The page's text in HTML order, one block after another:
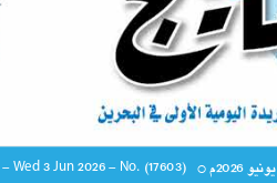
{ 2026م - Wed 3 Jun 2026 - No . )17603(